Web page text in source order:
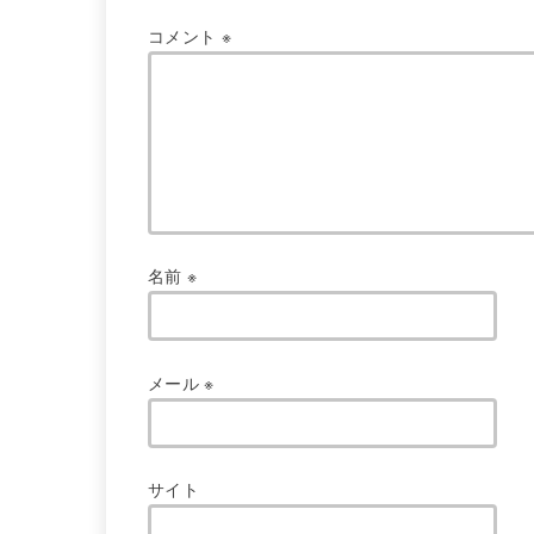
コメント ※
名前※
メール※
サイト